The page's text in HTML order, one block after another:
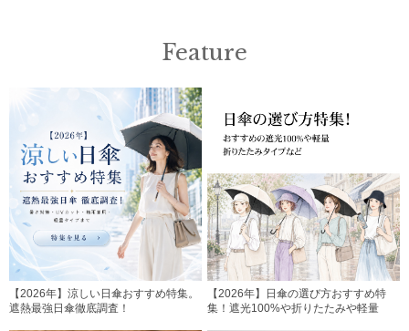
Feature
【2026年】涼しい日傘おすすめ特集。
遮熱最強日傘徹底調査！
【2026年】日傘の選び方おすすめ特
集！遮光100%や折りたたみや軽量